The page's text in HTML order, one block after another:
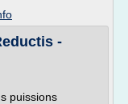
-
puissions